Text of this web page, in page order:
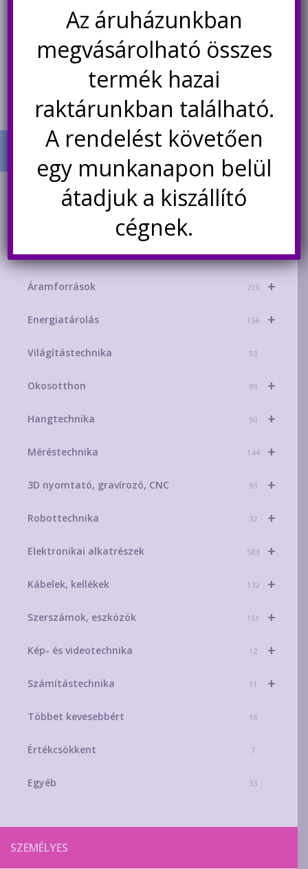
Kosárba teszem
was: is:
Nincs készleten
Értesítésetek ha
újra elérhető
TERMÉK KATEGÓRIÁK
+
Mikrokontroller-technika 329
+
Áramforrások 215
+
Energiatárolás 156
Világítástechnika 53
+
Okosotthon 89
+
Hangtechnika 50
+
Méréstechnika 144
+
3D nyomtató, gravírozó, CNC 93
+
Robottechnika 32
+
Elektronikai alkatrészek 583
+
Kábelek, kellékek 132
+
Szerszámok, eszközök 151
+
Kép- és videotechnika 12
+
Számítástechnika 11
Többet kevesebbért 16
Értékcsökkent 7
Egyéb 33
SZEMÉLYES
Az áruházunkban
megvásárolható összes
termék hazai
raktárunkban található.
A rendelést követően
egy munkanapon belül
átadjuk a kiszállító
cégnek.